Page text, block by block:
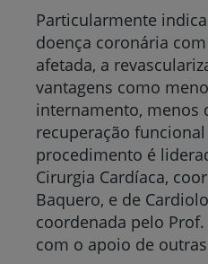
Particularmente
doença coronária
afetada, a
vantagens como
internamento, menos
recuperação
procedimento é
Cirurgia Cardíaca,
Baquero, e de
coordenada pelo
com o apoio de